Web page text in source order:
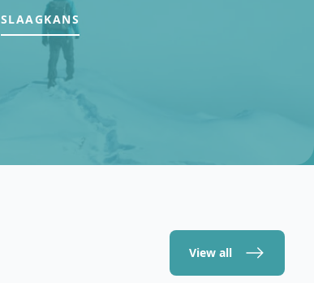
SLAAGKANS
View all